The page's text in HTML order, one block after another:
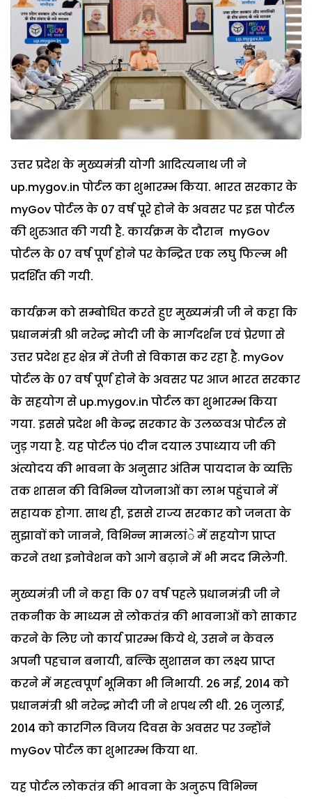
उत्तर प्रदेश के मुख्यमंत्री योगी आदित्यनाथ जी ने
up.mygov.in पोर्टल का शुभारम्भ किया. भारत सरकार के
myGov पोर्टल के 07 वर्ष पूरे होने के अवसर पर इस पोर्टल
की शुरुआत की गयी है. कार्यक्रम के दौरान myGov
पोर्टल के 07 वर्ष पूर्ण होने पर केन्द्रित एक लघु फिल्म भी
प्रदर्शित की गयी.
कार्यक्रम को सम्बोधित करते हुए मुख्यमंत्री जी ने कहा कि
प्रधानमंत्री श्री नरेन्द्र मोदी जी के मार्गदर्शन एवं प्रेरणा से
उत्तर प्रदेश हर क्षेत्र में तेजी से विकास कर रहा है. myGov
पोर्टल के 07 वर्ष पूर्ण होने के अवसर पर आज भारत सरकार
के सहयोग से up.mygov.in पोर्टल का शुभारम्भ किया
गया. इससे प्रदेश भी केन्द्र सरकार के उलळवअ पोर्टल से
जुड़ गया है. यह पोर्टल पं0 दीन दयाल उपाध्याय जी की
अंत्योदय की भावना के अनुसार अंतिम पायदान के व्यक्ति
तक शासन की विभिन्न योजनाओं का लाभ पहुंचाने में
सहायक होगा. साथ ही, इससे राज्य सरकार को जनता के
सुझावों को जानने, विभिन्न मामलांे में सहयोग प्राप्त
करने तथा इनोवेशन को आगे बढ़ाने में भी मदद मिलेगी.
मुख्यमंत्री जी ने कहा कि 07 वर्ष पहले प्रधानमंत्री जी ने
तकनीक के माध्यम से लोकतंत्र की भावनाओं को साकार
करने के लिए जो कार्य प्रारम्भ किये थे, उसने न केवल
अपनी पहचान बनायी, बल्कि सुशासन का लक्ष्य प्राप्त
करने में महत्वपूर्ण भूमिका भी निभायी. 26 मई, 2014 को
प्रधानमंत्री श्री नरेन्द्र मोदी जी ने शपथ ली थी. 26 जुलाई,
2014 को कारगिल विजय दिवस के अवसर पर उन्होंने
myGov पोर्टल का शुभारम्भ किया था.
यह पोर्टल लोकतंत्र की भावना के अनुरूप विभिन्न